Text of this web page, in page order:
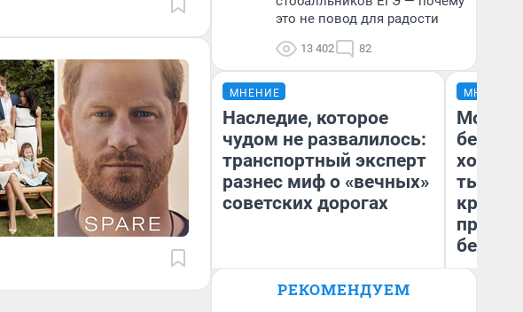
это не повод для радости
13 402 82
МНЕНИЕ
Наследие, которое
чудом не развалилось:
транспортный эксперт
разнес миф о «вечных»
советских дорогах
Блогер, предприниматель,
МНЕНИЕ
Мой
хотела
тысяч,
РЕКОМЕНДУЕМ